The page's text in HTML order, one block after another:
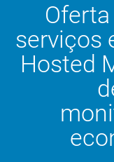
serviços
Hosted